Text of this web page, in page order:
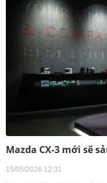
Mazda CX-3 mới sẽ
15/05/2026 12:31